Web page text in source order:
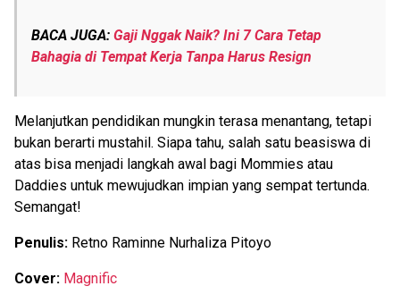
BACA JUGA: Gaji Nggak Naik? Ini 7 Cara Tetap
Bahagia di Tempat Kerja Tanpa Harus Resign
Melanjutkan pendidikan mungkin terasa menantang, tetapi
bukan berarti mustahil. Siapa tahu, salah satu beasiswa di
atas bisa menjadi langkah awal bagi Mommies atau
Daddies untuk mewujudkan impian yang sempat tertunda.
Semangat!
Penulis: Retno Raminne Nurhaliza Pitoyo
Cover: Magnific